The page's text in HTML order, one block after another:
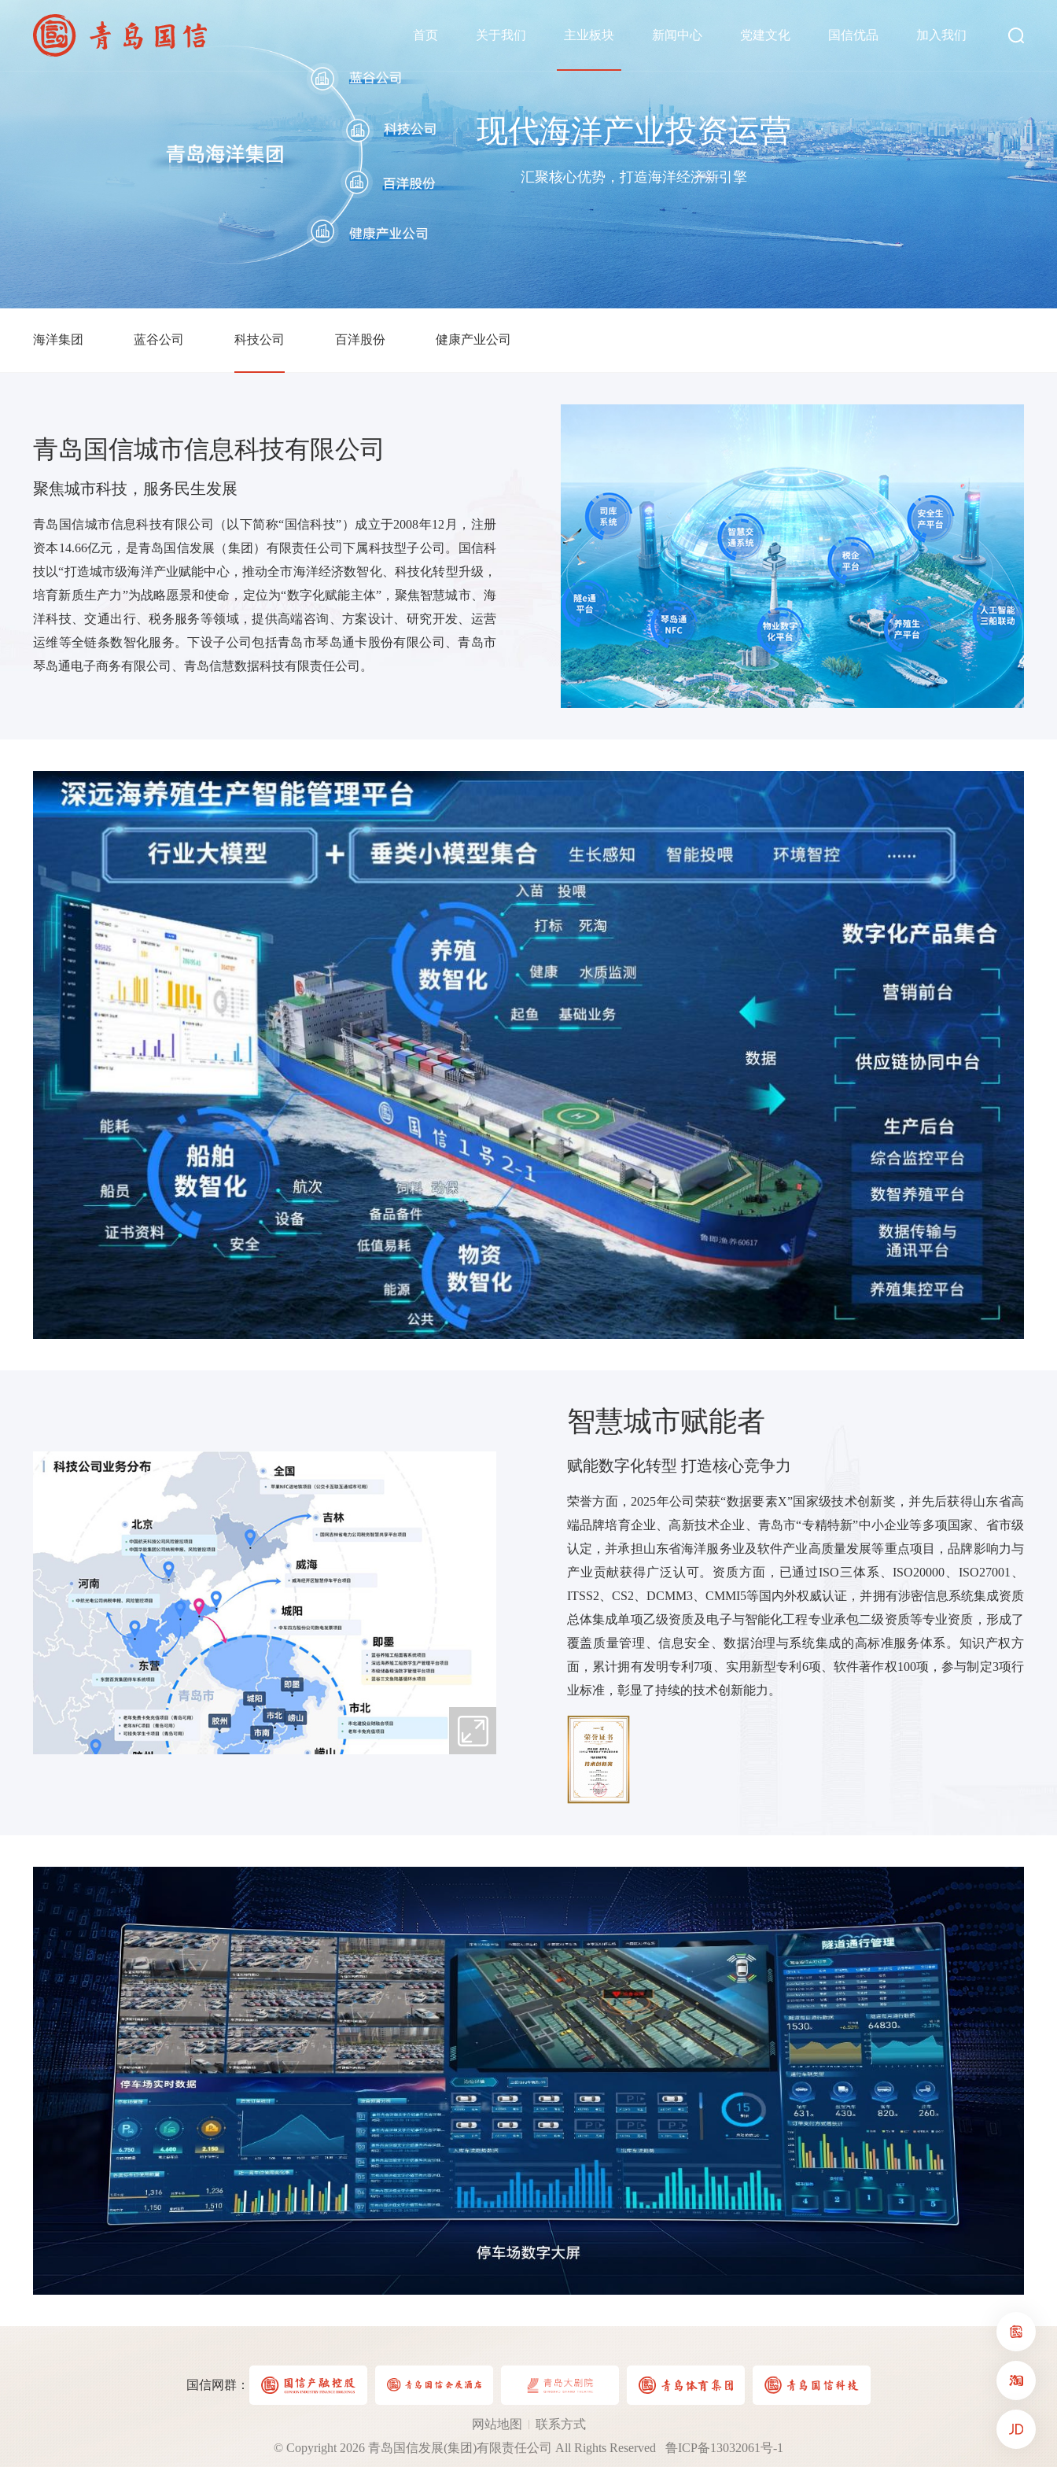
首页 关于我们 主业板块 新闻中心 党建文化 国信优品 加入我们
现代海洋产业投资运营
汇聚核心优势，打造海洋经济新引擎
海洋集团 蓝谷公司 科技公司 百洋股份 健康产业公司
青岛国信城市信息科技有限公司
聚焦城市科技，服务民生发展
青岛国信城市信息科技有限公司（以下简称“国信科技”）成立于2008年12月，注册
资本14.66亿元，是青岛国信发展（集团）有限责任公司下属科技型子公司。国信科
技以“打造城市级海洋产业赋能中心，推动全市海洋经济数智化、科技化转型升级，
培育新质生产力”为战略愿景和使命，定位为“数字化赋能主体”，聚焦智慧城市、海
洋科技、交通出行、税务服务等领域，提供高端咨询、方案设计、研究开发、运营
运维等全链条数智化服务。下设子公司包括青岛市琴岛通卡股份有限公司、青岛市
琴岛通电子商务有限公司、青岛信慧数据科技有限责任公司。
智慧城市赋能者
赋能数字化转型 打造核心竞争力
荣誉方面，2025年公司荣获“数据要素X”国家级技术创新奖，并先后获得山东省高
端品牌培育企业、高新技术企业、青岛市“专精特新”中小企业等多项国家、省市级
认定，并承担山东省海洋服务业及软件产业高质量发展等重点项目，品牌影响力与
产业贡献获得广泛认可。资质方面，已通过ISO三体系、ISO20000、ISO27001、
ITSS2、CS2、DCMM3、CMMI5等国内外权威认证，并拥有涉密信息系统集成资质
总体集成单项乙级资质及电子与智能化工程专业承包二级资质等专业资质，形成了
覆盖质量管理、信息安全、数据治理与系统集成的高标准服务体系。知识产权方
面，累计拥有发明专利7项、实用新型专利6项、软件著作权100项，参与制定3项行
业标准，彰显了持续的技术创新能力。
国信网群：
网站地图
联系方式
© Copyright 2026 青岛国信发展(集团)有限责任公司 All Rights Reserved 鲁ICP备13032061号-1